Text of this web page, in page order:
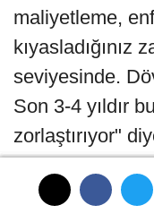
maliyetleme,
kıyasladığınız
seviyesinde.
Son 3-4 yıldır
zorlaştırıyor"
ÜRETİM